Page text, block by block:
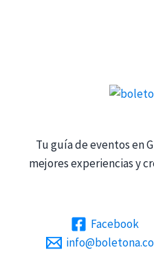
Tu guía de eventos en
mejores experiencias y
Facebook